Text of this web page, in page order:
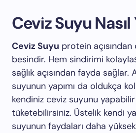
Ceviz Suyu Nasıl
Ceviz Suyu protein
besindir. Hem sindirimi
sağlık açısından fayda sağlar.
suyunun yapımı da oldukça
kendiniz ceviz suyunu
tüketebilirsiniz. Üstelik kendi
suyunun faydaları daha